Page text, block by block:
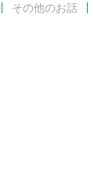
その他のお話